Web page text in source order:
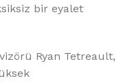
bir eyalet
Ryan Tetreault,